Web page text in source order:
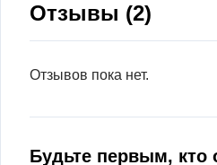
Отзывы (2)
Отзывов пока нет.
Будьте первым, кто